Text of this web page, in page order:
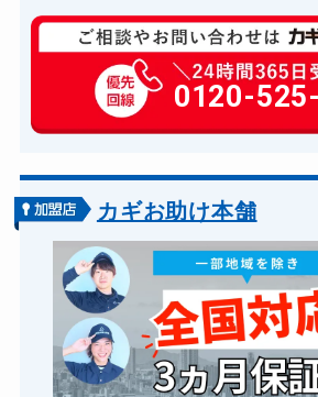
玄関カギ開け
玄関カギ修理
玄関カギ交換
金庫カギ開け
ロッカーカギ開け
ドアノブカギ開け
ドアノブカギ交換
0120-
カギお助け本舗